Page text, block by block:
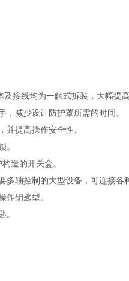
接线均为一触式拆装，大幅提
减少设计防护罩所需的时间。
并提高操作安全性。
。
造的开关盒。
轴控制的大型设备，可连接各
作钥匙型。
。